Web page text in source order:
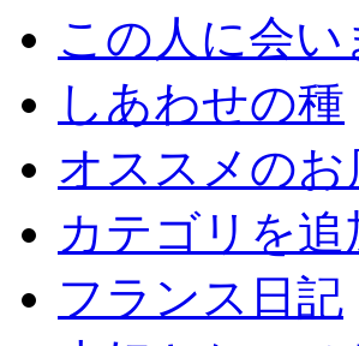
この人に会い
しあわせの種
オススメのお
カテゴリを追
フランス日記